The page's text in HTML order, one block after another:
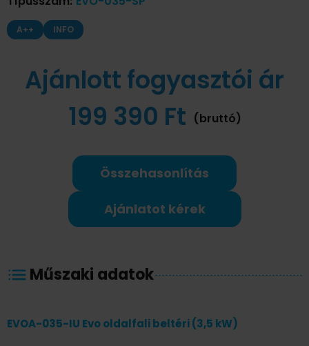
A++ INFO
Ajánlott fogyasztói ár
199 390 Ft (bruttó)
Összehasonlítás
Ajánlatot kérek
Műszaki adatok
EVOA-035-IU Evo oldalfali beltéri (3,5 kW)